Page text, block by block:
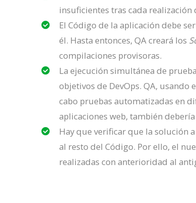
insuficientes tras cada realización
El Código de la aplicación debe
él. Hasta entonces, QA creará los
compilaciones provisoras.
La ejecución simultánea de
objetivos de DevOps. QA, usando
cabo pruebas automatizadas en
aplicaciones web, también
Hay que verificar que la solución
al resto del Código. Por ello, el
realizadas con anterioridad al